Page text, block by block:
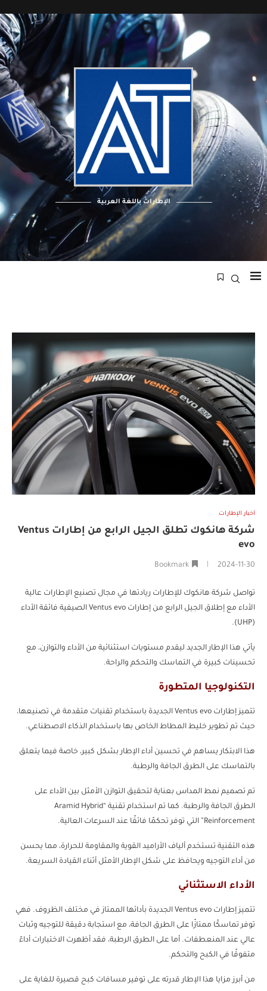
الإطارات باللغة العربية
أخبار الإطارات
شركة هانكوك تطلق الجيل الرابع من إطارات Ventus
evo
2024-11-30
Bookmark
تواصل شركة هانكوك للإطارات ريادتها في مجال تصنيع الإطارات عالية
الأداء مع إطلاق الجيل الرابع من إطارات Ventus evo الصيفية فائقة الأداء
(UHP).
يأتي هذا الإطار الجديد ليقدم مستويات استثنائية من الأداء والتوازن، مع
تحسينات كبيرة في التماسك والتحكم والراحة.
التكنولوجيا المتطورة
تتميز إطارات Ventus evo الجديدة باستخدام تقنيات متقدمة في تصنيعها،
حيث تم تطوير خليط المطاط الخاص بها باستخدام الذكاء الاصطناعي.
هذا الابتكار يساهم في تحسين أداء الإطار بشكل كبير، خاصة فيما يتعلق
بالتماسك على الطرق الجافة والرطبة.
تم تصميم نمط المداس بعناية لتحقيق التوازن الأمثل بين الأداء على
الطرق الجافة والرطبة. كما تم استخدام تقنية “Aramid Hybrid
Reinforcement” التي توفر تحكمًا فائقًا عند السرعات العالية.
هذه التقنية تستخدم ألياف الأراميد القوية والمقاومة للحرارة، مما يحسن
من أداء التوجيه ويحافظ على شكل الإطار الأمثل أثناء القيادة السريعة.
الأداء الاستثنائي
تتميز إطارات Ventus evo الجديدة بأدائها الممتاز في مختلف الظروف. فهي
توفر تماسكًا ممتازًا على الطرق الجافة، مع استجابة دقيقة للتوجيه وثبات
عالي عند المنعطفات. أما على الطرق الرطبة، فقد أظهرت الاختبارات أداءً
متفوقًا في الكبح والتحكم.
من أبرز مزايا هذا الإطار قدرته على توفير مسافات كبح قصيرة للغاية على